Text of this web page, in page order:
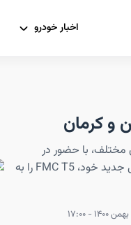
اخبار خودرو
مختلف، با حضور در
رويدادهای مهم استانی قزوين و كرمان، محصول جدید خود، FMC T5 را به